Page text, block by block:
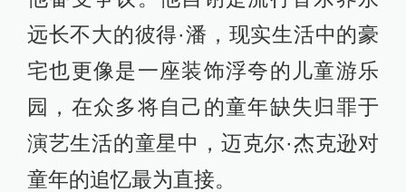
远长不大的彼得·潘，现实生活中的豪
宅也更像是一座装饰浮夸的儿童游乐
园，在众多将自己的童年缺失归罪于
演艺生活的童星中，迈克尔·杰克逊对
童年的追忆最为直接。